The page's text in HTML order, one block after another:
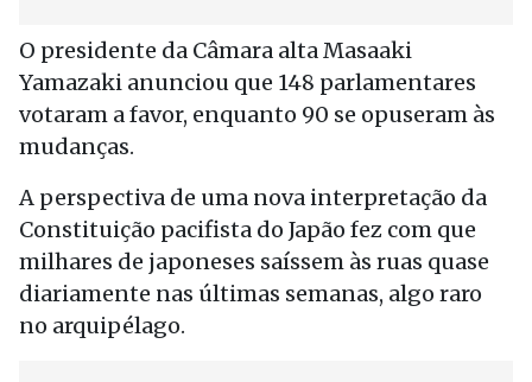
O presidente da Câmara alta Masaaki
Yamazaki anunciou que 148 parlamentares
votaram a favor, enquanto 90 se opuseram às
mudanças.
A perspectiva de uma nova interpretação da
Constituição pacifista do Japão fez com que
milhares de japoneses saíssem às ruas quase
diariamente nas últimas semanas, algo raro
no arquipélago.